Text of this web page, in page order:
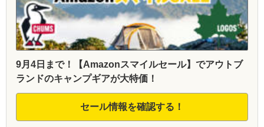
9月4日まで！【Amazonスマイルセール】でアウトブ
ランドのキャンプギアが大特価！
セール情報を確認する！